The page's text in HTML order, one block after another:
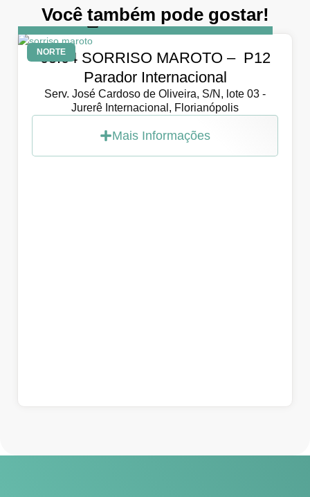
Você também pode gostar!
NORTE
DIA5 de abril de 2026
05.04 SORRISO MAROTO – P12
Parador Internacional
Serv. José Cardoso de Oliveira, S/N, lote 03 -
Jurerê Internacional, Florianópolis
Mais Informações